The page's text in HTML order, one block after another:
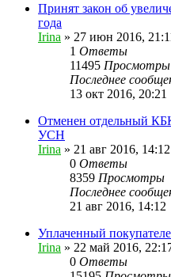
Принят закон об
года
Irina » 27 июн 2016,
1 Ответы
11495 Просмотры
Последнее
13 окт 2016, 20:21
Отменен отдельный
УСН
Irina » 21 авг 2016, 14:12
0 Ответы
8359 Просмотры
Последнее
21 авг 2016, 14:12
Уплаченный
Irina » 22 май 2016,
0 Ответы